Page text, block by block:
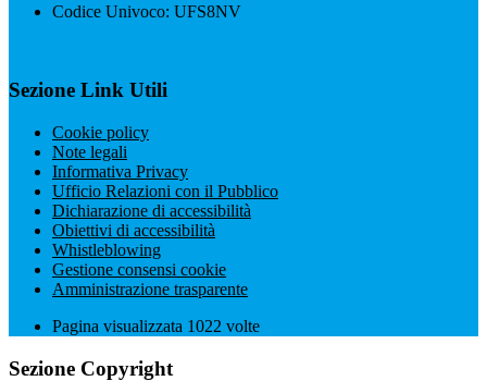
Codice Univoco: UFS8NV
Sezione Link Utili
Cookie policy
Note legali
Informativa Privacy
Ufficio Relazioni con il Pubblico
Dichiarazione di accessibilità
Obiettivi di accessibilità
Whistleblowing
Gestione consensi cookie
Amministrazione trasparente
Pagina visualizzata 1022 volte
Sezione Copyright